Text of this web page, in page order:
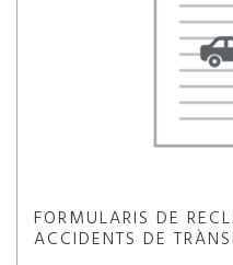
FORMULARIS DE
ACCIDENTS DE